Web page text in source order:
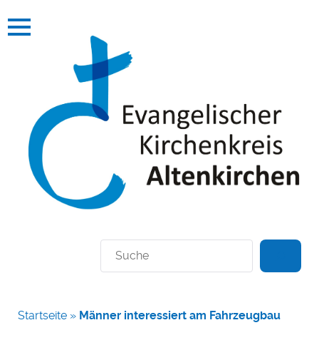
Suchen
Startseite » Männer interessiert am Fahrzeugbau